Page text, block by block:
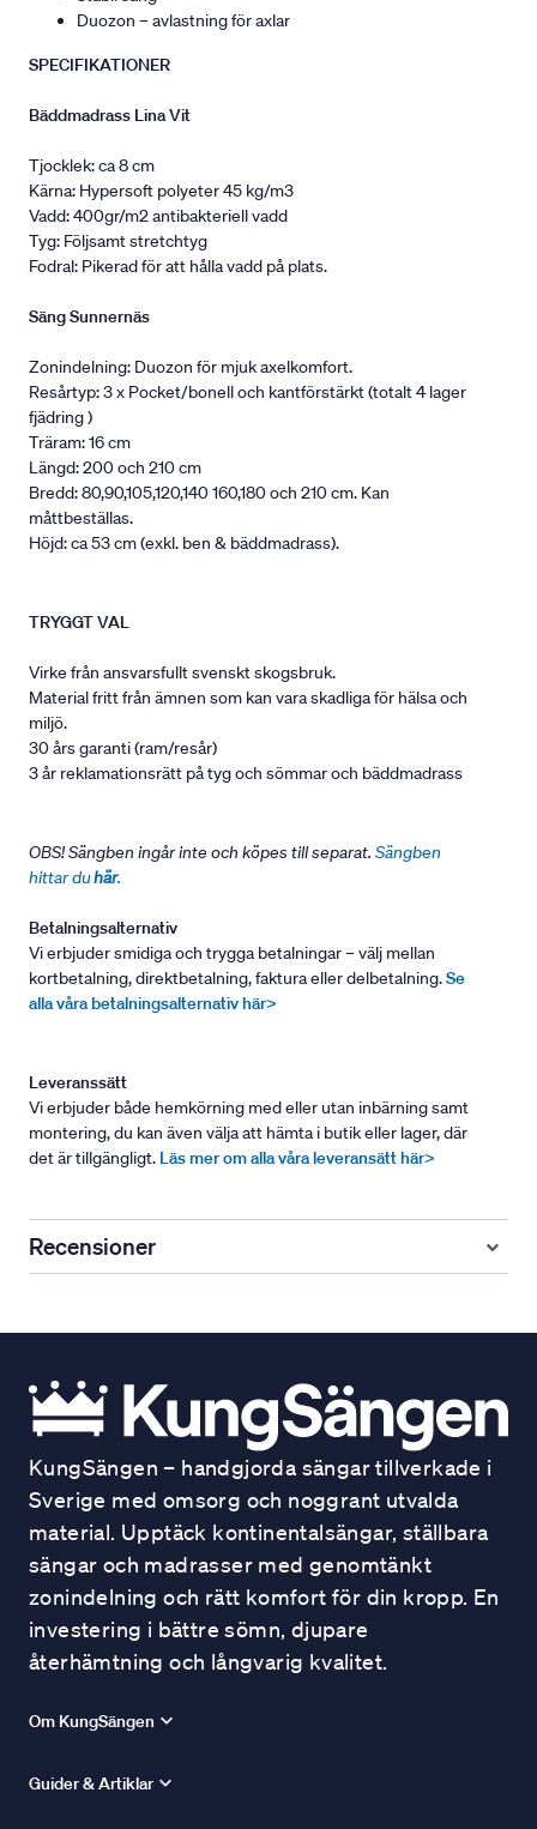
Duozon – avlastning för axlar
SPECIFIKATIONER
Bäddmadrass Lina Vit
Tjocklek: ca 8 cm
Kärna: Hypersoft polyeter 45 kg/m3
Vadd: 400gr/m2 antibakteriell vadd
Tyg: Följsamt stretchtyg
Fodral: Pikerad för att hålla vadd på plats.
Säng Sunnernäs
Zonindelning: Duozon för mjuk axelkomfort.
Resårtyp: 3 x Pocket/bonell och kantförstärkt (totalt 4 lager
fjädring )
Träram: 16 cm
Längd: 200 och 210 cm
Bredd: 80,90,105,120,140 160,180 och 210 cm. Kan
måttbeställas.
Höjd: ca 53 cm (exkl. ben & bäddmadrass).
TRYGGT VAL
Virke från ansvarsfullt svenskt skogsbruk.
Material fritt från ämnen som kan vara skadliga för hälsa och
miljö.
30 års garanti (ram/resår)
3 år reklamationsrätt på tyg och sömmar och bäddmadrass
OBS! Sängben ingår inte och köpes till separat. Sängben
hittar duhär.
Betalningsalternativ
Vi erbjuder smidiga och trygga betalningar – välj mellan
kortbetalning, direktbetalning, faktura eller delbetalning.Se
alla våra betalningsalternativ här>
Leveranssätt
Vi erbjuder både hemkörning med eller utan inbärning samt
montering, du kan även välja att hämta i butik eller lager, där
det är tillgängligt. Läs mer om alla våra leveransätt här>
Recensioner
KungSängen – handgjorda sängar tillverkade i
Sverige med omsorg och noggrant utvalda
material. Upptäck kontinentalsängar, ställbara
sängar och madrasser med genomtänkt
zonindelning och rätt komfort för din kropp. En
investering i bättre sömn, djupare
återhämtning och långvarig kvalitet.
Om KungSängen
Guider & Artiklar